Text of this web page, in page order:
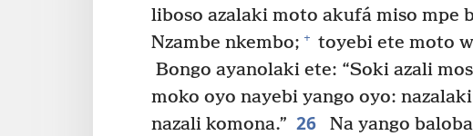
liboso azalaki moto akufá miso mpe
Nzambe nkembo; + toyebi ete moto
Bongo ayanolaki ete: “Soki azali
moko oyo nayebi yango oyo:
nazali komona.” 26
Na yango